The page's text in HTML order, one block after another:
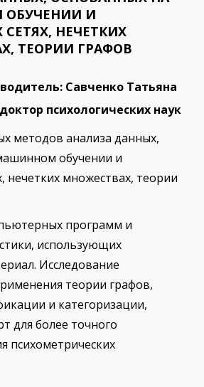
И
НЕЧЕТКИХ
ТЕОРИИ ГРАФОВ
Савченко Татьяна
психологических наук
методов анализа данных,
обучении и
нечетких множествах, теории
программ и
использующих
Исследование
теории графов,
и категоризации,
для более точного
психометрических